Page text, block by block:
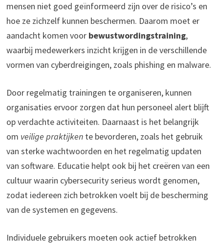
mensen niet goed geïnformeerd zijn over de risico’s en
hoe ze zichzelf kunnen beschermen. Daarom moet er
aandacht komen voor bewustwordingstraining,
waarbij medewerkers inzicht krijgen in de verschillende
vormen van cyberdreigingen, zoals phishing en malware.
Door regelmatig trainingen te organiseren, kunnen
organisaties ervoor zorgen dat hun personeel alert blijft
op verdachte activiteiten. Daarnaast is het belangrijk
om veilige praktijkente bevorderen, zoals het gebruik
van sterke wachtwoorden en het regelmatig updaten
van software. Educatie helpt ook bij het creëren van een
cultuur waarin cybersecurity serieus wordt genomen,
zodat iedereen zich betrokken voelt bij de bescherming
van de systemen en gegevens.
Individuele gebruikers moeten ook actief betrokken